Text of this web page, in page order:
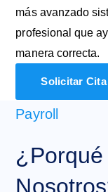
más avanzado
profesional que
manera correcta.
Solicitar Cita
Payroll